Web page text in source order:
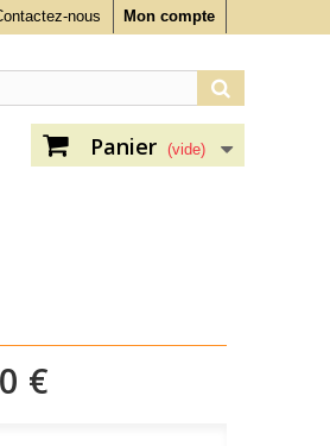
Mon compte
nous
Panier (vide)
€